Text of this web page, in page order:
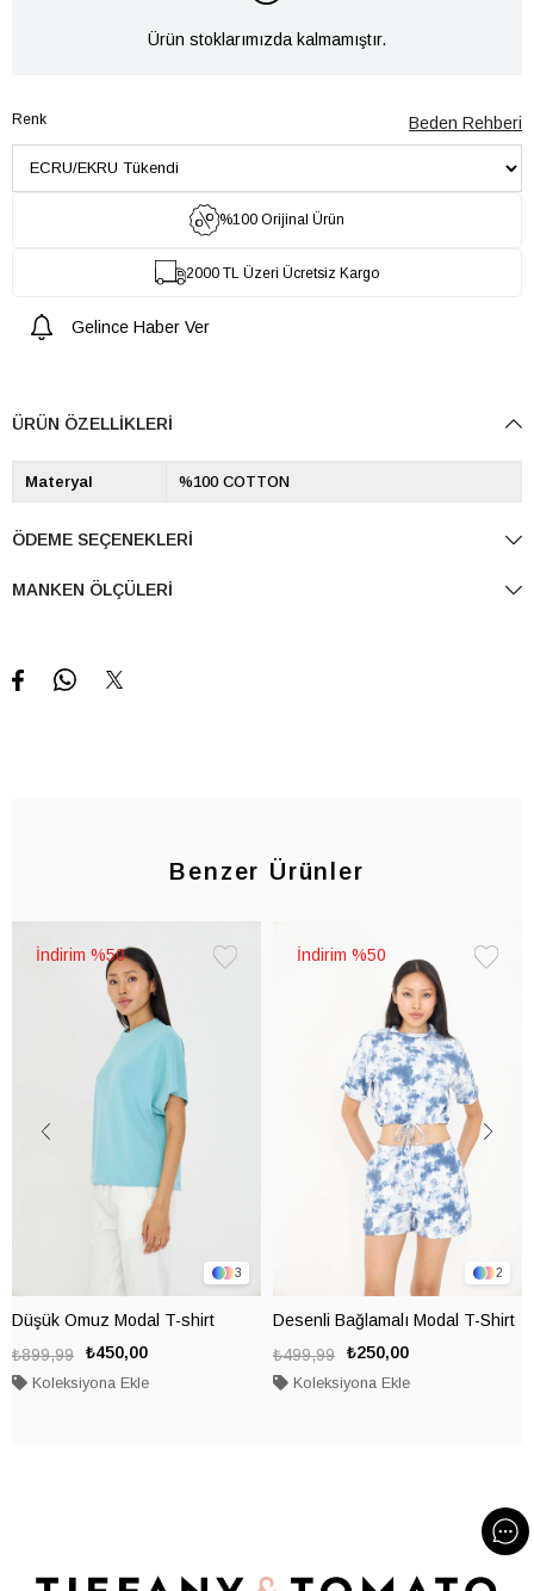
Ürün stoklarımızda kalmamıştır.
Renk Beden Rehberi
%100 Orijinal Ürün
2000 TL Üzeri Ücretsiz Kargo
Gelince Haber Ver
ÜRÜN ÖZELLIKLERI
Materyal %100 COTTON
ÖDEME SEÇENEKLERI
MANKEN ÖLÇÜLERI
Benzer Ürünler
3
Düşük Omuz Modal T-shirt
₺450,00
₺899,99
Koleksiyona Ekle
%50
2
Desenli Bağlamalı Modal T-Shirt
₺250,00
₺499,99
Koleksiyona Ekle
%50